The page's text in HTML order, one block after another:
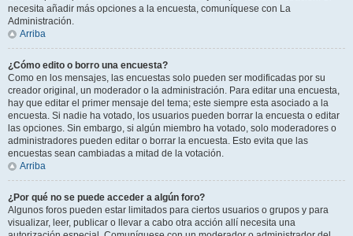
necesita añadir más opciones a la encuesta, comuníquese con La
Administración.
Arriba
¿Cómo edito o borro una encuesta?
Como en los mensajes, las encuestas solo pueden ser modificadas por su
creador original, un moderador o la administración. Para editar una encuesta,
hay que editar el primer mensaje del tema; este siempre esta asociado a la
encuesta. Si nadie ha votado, los usuarios pueden borrar la encuesta o editar
las opciones. Sin embargo, si algún miembro ha votado, solo moderadores o
administradores pueden editar o borrar la encuesta. Esto evita que las
encuestas sean cambiadas a mitad de la votación.
Arriba
¿Por qué no se puede acceder a algún foro?
Algunos foros pueden estar limitados para ciertos usuarios o grupos y para
visualizar, leer, publicar o llevar a cabo otra acción allí necesita una